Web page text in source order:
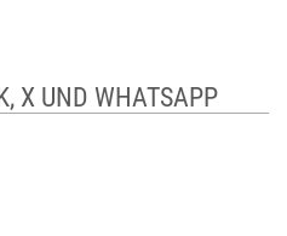
X UND WHATSAPP